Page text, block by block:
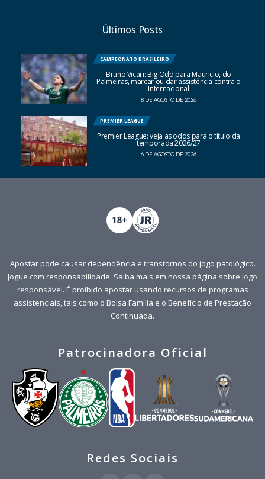
Últimos Posts
CAMPEONATO BRASILEIRO
Bruno Vicari: Big Odd para Mauricio, do
Palmeiras, marcar ou dar assistência contra o
Internacional
8 DE AGOSTO DE 2026
PREMIER LEAGUE
Premier League: veja as odds para o título da
temporada 2026/27
6 DE AGOSTO DE 2026
Apostar pode causar dependência e transtornos do jogo patológico.
Jogue com responsabilidade. Saiba mais em nossa página sobre jogo
responsável. É proibido apostar usando recursos de programas
assistenciais, tais como o Bolsa Família e o Benefício de Prestação
Continuada.
Patrocinadora Oficial
Redes Sociais